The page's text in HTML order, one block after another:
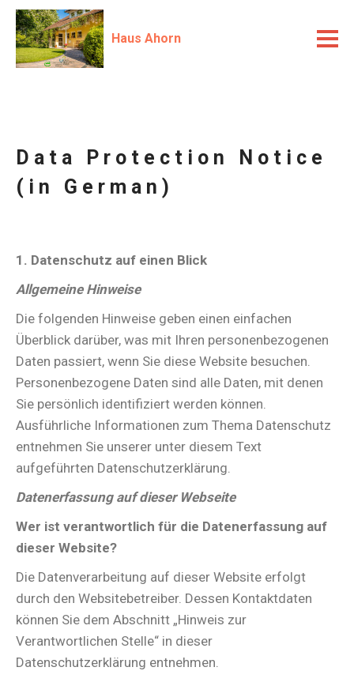
Haus Ahorn
Data Protection Notice
(in German)
1. Datenschutz auf einen Blick
Allgemeine Hinweise
Die folgenden Hinweise geben einen einfachen
Überblick darüber, was mit Ihren personenbezogenen
Daten passiert, wenn Sie diese Website besuchen.
Personenbezogene Daten sind alle Daten, mit denen
Sie persönlich identifiziert werden können.
Ausführliche Informationen zum Thema Datenschutz
entnehmen Sie unserer unter diesem Text
aufgeführten Datenschutzerklärung.
Datenerfassung auf dieser Webseite
Wer ist verantwortlich für die Datenerfassung auf
dieser Website?
Die Datenverarbeitung auf dieser Website erfolgt
durch den Websitebetreiber. Dessen Kontaktdaten
können Sie dem Abschnitt „Hinweis zur
Verantwortlichen Stelle“ in dieser
Datenschutzerklärung entnehmen.